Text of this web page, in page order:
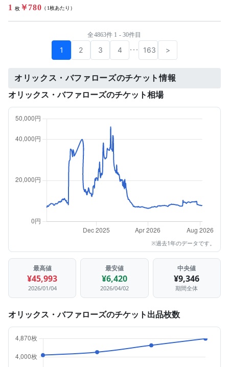
1 枚￥780 （1枚あたり）
全4863件 1 - 30件目
1 2 3 4 ･･･ 163 >
オリックス・バファローズのチケット情報
オリックス・バファローズのチケット相場
※過去1年のデータです。
最高値
¥45,993
2026/01/04
最安値
¥6,420
2026/04/02
中央値
¥9,346
期間全体
オリックス・バファローズのチケット出品枚数